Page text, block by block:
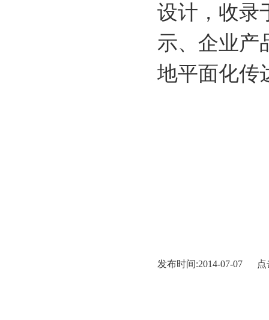
设计，收录
示、企业产
地平面化传
发布时间:2014-07-07 点